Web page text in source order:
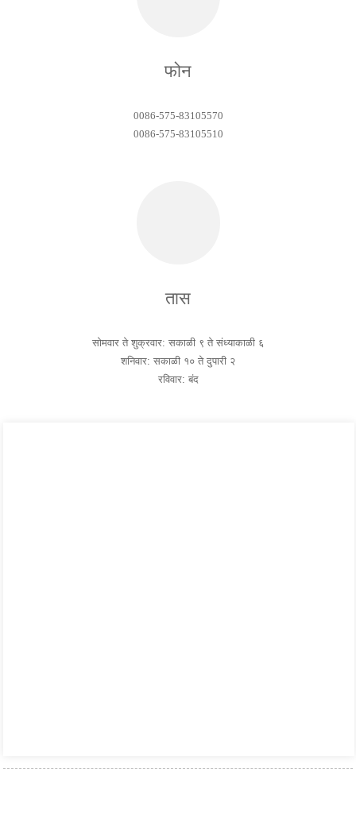
फोन
0086-575-83105570
0086-575-83105510
तास
सोमवार ते शुक्रवार: सकाळी ९ ते संध्याकाळी ६
शनिवार: सकाळी १० ते दुपारी २
रविवार: बंद